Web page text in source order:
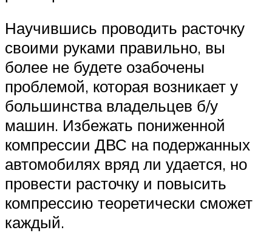
Научившись проводить расточку
своими руками правильно, вы
более не будете озабочены
проблемой, которая возникает у
большинства владельцев б/у
машин. Избежать пониженной
компрессии ДВС на подержанных
автомобилях вряд ли удается, но
провести расточку и повысить
компрессию теоретически сможет
каждый.